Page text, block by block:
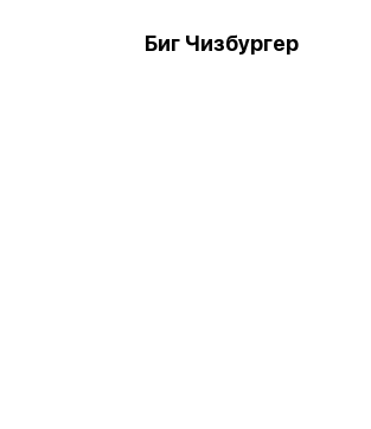
Биг Чизбургер